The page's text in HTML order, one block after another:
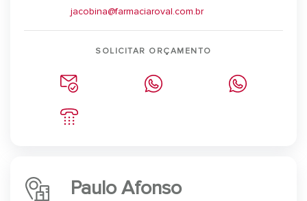
jacobina@farmaciaroval.com.br
SOLICITAR ORÇAMENTO
Paulo Afonso